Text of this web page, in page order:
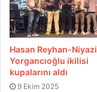
erecek.
Hasan Reyhan-Niyazi
Yorgancıoğlu ikilisi
kupalarını aldı
9 Ekim 2025